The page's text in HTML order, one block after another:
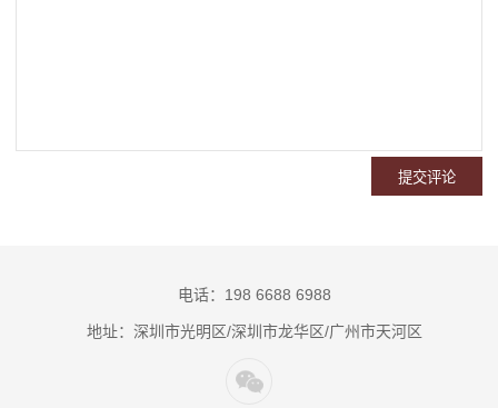
电话：198 6688 6988
地址：深圳市光明区/深圳市龙华区/广州市天河区